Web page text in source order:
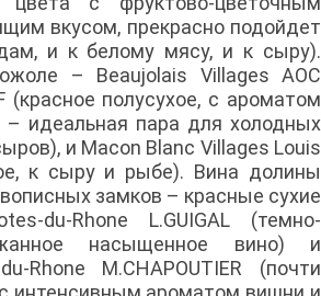
вкусом, прекрасно подойдет
и к белому мясу, и к сыру).
– Beaujolais Villages AOC
(красное полусухое, с ароматом
– идеальная пара для холодных
и Macon Blanc Villages Louis
к сыру и рыбе). Вина долины
замков – красные сухие
du-Rhone L.GUIGAL (темно-
насыщенное вино) и
Rhone M.CHAPOUTIER (почти